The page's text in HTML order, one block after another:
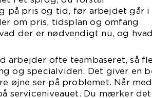
på pris og tid, før arbejdet går i
om pris, tidsplan og omfang
der er nødvendigt nu, og
arbejder ofte teambaseret, så
og specialviden. Det giver en
øjne ser på problemet. Når
serviceniveauet. Du mærker